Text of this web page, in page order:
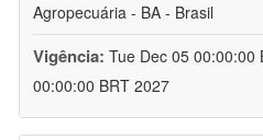
Agropecuária - BA - Brasil
Vigência: Tue Dec 05 00:00:00
00:00:00 BRT 2027